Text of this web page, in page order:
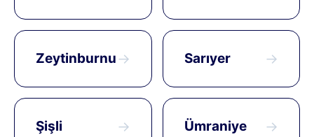
Zeytinburnu→ Sarıyer →
Şişli → Ümraniye →